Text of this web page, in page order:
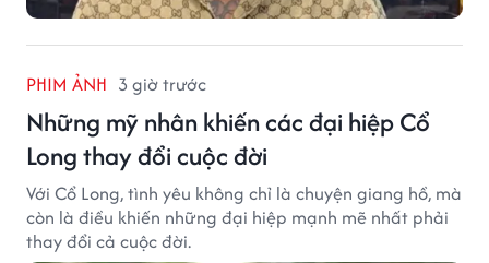
PHIM ẢNH 3 giờ trước
Những mỹ nhân khiến các đại hiệp Cổ
Long thay đổi cuộc đời
Với Cổ Long, tình yêu không chỉ là chuyện giang hồ, mà
còn là điều khiến những đại hiệp mạnh mẽ nhất phải
thay đổi cả cuộc đời.